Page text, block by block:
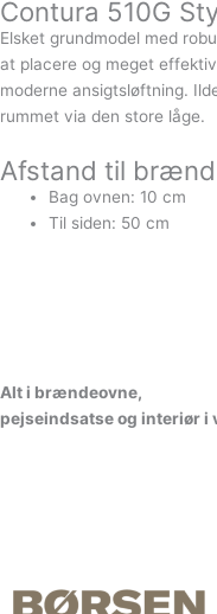
Contura 510G
Elsket grundmodel med
at placere og meget
moderne ansigtsløftning.
rummet via den store låge.
Afstand til
Bag ovnen: 10 cm
Til siden: 50 cm
Alt i brændeovne,
pejseindsatseog interiør i